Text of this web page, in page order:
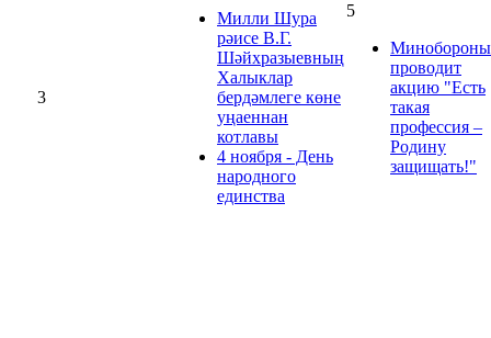
3
Милли Шура
рәисе В.Г.
Шәйхразыевның
Халыклар
бердәмлеге көне
уңаеннан
котлавы
4 ноября - День
народного
единства
5
Минобороны
проводит
акцию "Есть
такая
профессия –
Родину
защищать!"